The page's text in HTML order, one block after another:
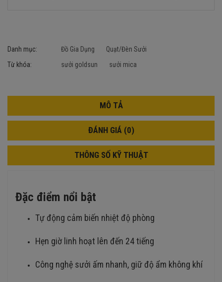
Danh mục: Đồ Gia Dụng
Quạt/Đèn Sưởi
Từ khóa:
sưởi goldsun sưởi mica
MÔ TẢ
ĐÁNH GIÁ (0)
THÔNG SỐ KỸ THUẬT
Đặc điểm nổi bật
Tự động cảm biến nhiệt độ phòng
Hẹn giờ linh hoạt lên đến 24 tiếng
Công nghệ sưởi ấm nhanh, giữ độ ẩm không khí